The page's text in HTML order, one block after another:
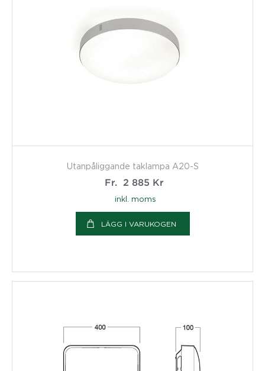
Utanpåliggande taklampa A20-S
Fr.
2 885 Kr
inkl. moms
LÄGG I VARUKOGEN